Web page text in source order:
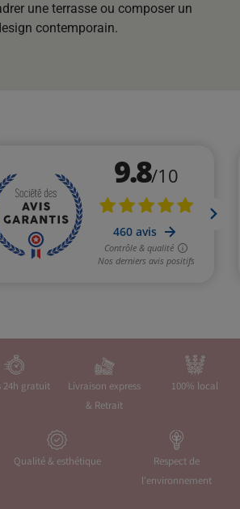
une terrasse ou composer un
contemporain.
24h gratuit
Livraison express
& Retrait
100% local
Qualité & esthétique
Respect de
l'environnement